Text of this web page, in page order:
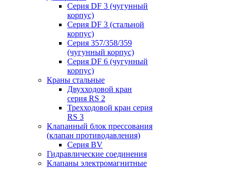
Серия DF 3 (чугунный
корпус)
Серия DF 3 (стальной
корпус)
Серия 357/358/359
(чугунный корпус)
Серия DF 6 (чугунный
корпус)
Краны стальные
Двухходовой кран
серия RS 2
Трехходовой кран серия
RS 3
Клапанный блок прессования
(клапан противодавления)
Серия BV
Гидравлические соединения
Клапаны электромагнитные